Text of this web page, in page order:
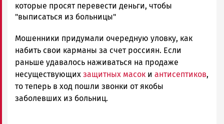
Петрозаводска
и
|
Петрозаводск
ГОВОРИТ
которые просят перевести деньги, чтобы
"выписаться из больницы"
Мошенники придумали очередную уловку, как
набить свои карманы за счет россиян. Если
раньше удавалось наживаться на продаже
несуществующих защитных масок и антисептиков,
то теперь в ход пошли звонки от якобы
заболевших из больниц.